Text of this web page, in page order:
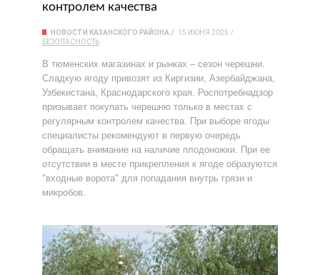
контролем качества
НОВОСТИ КАЗАНСКОГО РАЙОНА
15 ИЮНЯ 2025
БЕЗОПАСНОСТЬ
В тюменских магазинах и рынках – сезон черешни.
Сладкую ягоду привозят из Киргизии, Азербайджана,
Узбекистана, Краснодарского края. Роспотребнадзор
призывает покупать черешню только в местах с
регулярным контролем качества. При выборе ягоды
специалисты рекомендуют в первую очередь
обращать внимание на наличие плодоножки. При ее
отсутствии в месте прикрепления к ягоде образуются
"входные ворота" для попадания внутрь грязи и
микробов.